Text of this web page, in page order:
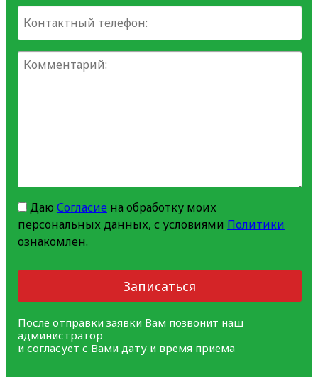
Даю Согласиена обработку моих
персональных данных, с условиями Политики
ознакомлен.
Записаться
После отправки заявки Вам позвонит наш
администратор
и согласует с Вами дату и время приема